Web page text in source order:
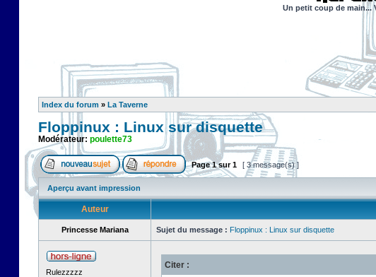
Un petit coup de main...
Index du forum » La Taverne
Floppinux : Linux sur disquette
Modérateur: poulette73
Page1sur1 [ 3 message(s) ]
Aperçu avant impression
Auteur
Princesse Mariana Sujet du message : Floppinux : Linux sur disquette
Rulezzzzz
Citer :